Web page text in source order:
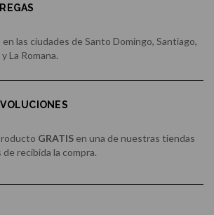
las ciudades de Santo Domingo, Santiago,
La Romana.
GRATIS en una de nuestras tiendas
recibida la compra.